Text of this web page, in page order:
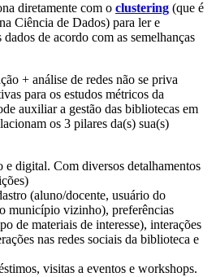
diretamente com o clustering (que é
Ciência de Dados) para ler e
de acordo com as semelhanças
+ análise de redes não se priva
para os estudos métricos da
auxiliar a gestão das bibliotecas em
os 3 pilares da(s) sua(s)
e digital. Com diversos detalhamentos
(aluno/docente, usuário do
município vizinho), preferências
de materiais de interesse), interações
nas redes sociais da biblioteca e
visitas a eventos e workshops.